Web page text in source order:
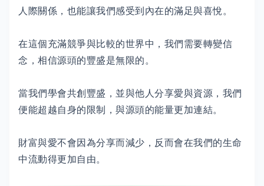
人際關係，也能讓我們感受到內在的滿足與喜悅。
在這個充滿競爭與比較的世界中，我們需要轉變信
念，相信源頭的豐盛是無限的。
當我們學會共創豐盛，並與他人分享愛與資源，我們
便能超越自身的限制，與源頭的能量更加連結。
財富與愛不會因為分享而減少，反而會在我們的生命
中流動得更加自由。